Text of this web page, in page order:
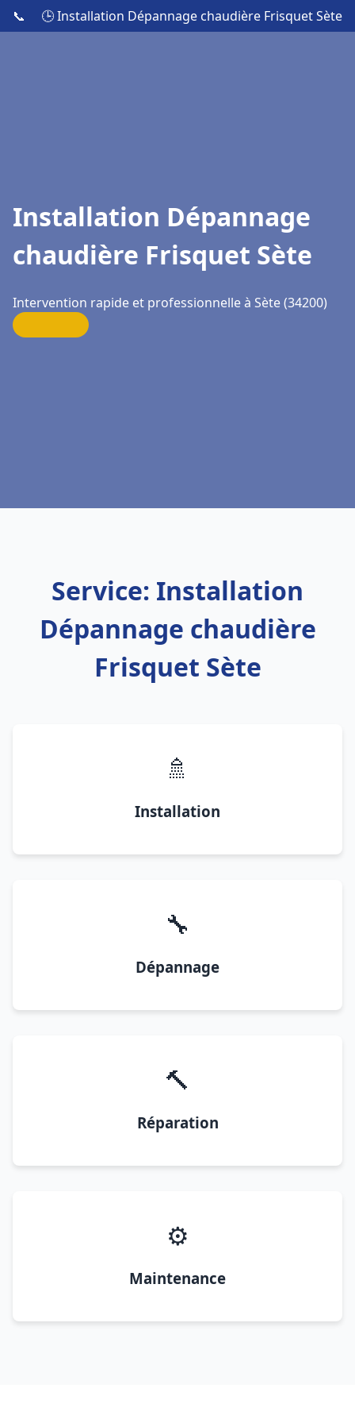
📞 🕒 Installation Dépannage chaudière Frisquet Sète
Installation Dépannage
chaudière Frisquet Sète
Intervention rapide et professionnelle à Sète (34200)
Service: Installation
Dépannage chaudière
Frisquet Sète
🚿
Installation
🔧
Dépannage
🔨
Réparation
⚙️
Maintenance